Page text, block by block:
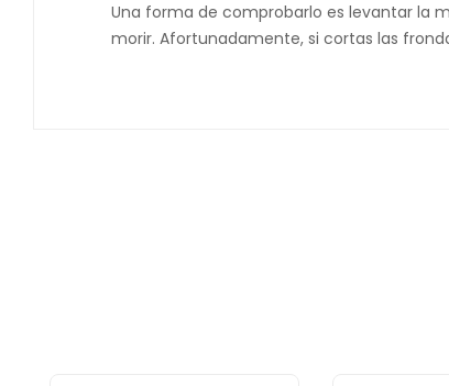
Una forma de comprobarlo es levantar la
morir. Afortunadamente, si cortas las